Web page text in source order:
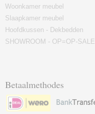
Woonkamer meubel
Slaapkamer meubel
Hoofdkussen - Dekbedden
SHOWROOM - OP=OP-SALE
Betaalmethodes